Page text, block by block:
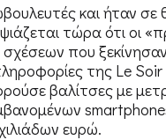
και ήταν
τώρα ότι οι
που
της Le
βαλίτσες με
smartphones
ευρώ.